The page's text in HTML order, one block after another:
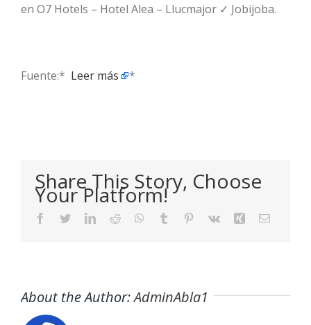
en O7 Hotels – Hotel Alea – Llucmajor ✓ Jobijoba.
Fuente:* ​ Leer más *
Share This Story, Choose
Your Platform!
Facebook
TwitterLinkedIn
Reddit WhatsApp
Tumblr Pinterest
Vk Xing Email
About the Author:AdminAbla1